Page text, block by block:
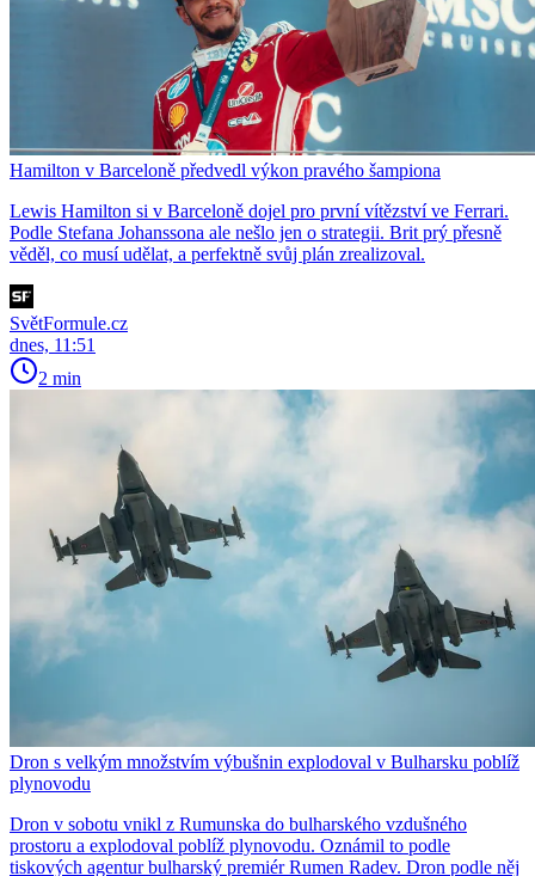
Hamilton v Barceloně předvedl výkon pravého šampiona
Lewis Hamilton si v Barceloně dojel pro první vítězství ve Ferrari.
Podle Stefana Johanssona ale nešlo jen o strategii. Brit prý přesně
věděl, co musí udělat, a perfektně svůj plán zrealizoval.
SvětFormule.cz
dnes, 11:51
2 min
Dron s velkým množstvím výbušnin explodoval v Bulharsku poblíž
plynovodu
Dron v sobotu vnikl z Rumunska do bulharského vzdušného
prostoru a explodoval poblíž plynovodu. Oznámil to podle
tiskových agentur bulharský premiér Rumen Radev. Dron podle něj